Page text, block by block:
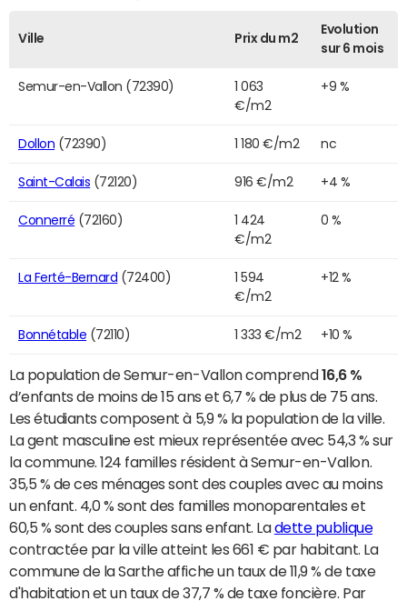
Ville Prix du m2
Evolution
sur 6 mois
Semur-en-Vallon (72390)
1 063
€/m2
+9 %
Dollon (72390) 1 180 €/m2 nc
Saint-Calais (72120) 916 €/m2 +4 %
Connerré (72160)
1 424
€/m2
0 %
La Ferté-Bernard (72400)
1 594
€/m2
+12 %
Bonnétable (72110) 1 333 €/m2 +10 %
La population de Semur-en-Vallon comprend16,6 %
d’enfants de moins de 15 ans et 6,7 % de plus de 75 ans.
Les étudiants composent à 5,9 % la population de la ville.
La gent masculine est mieux représentée avec 54,3 % sur
la commune. 124 familles résident à Semur-en-Vallon.
35,5 % de ces ménages sont des couples avec au moins
un enfant. 4,0 % sont des familles monoparentales et
60,5 % sont des couples sans enfant. Ladette publique
contractée par la ville atteint les 661 € par habitant. La
commune de la Sarthe affiche un taux de 11,9 % de taxe
d'habitation et un taux de 37,7 % de taxe foncière. Par